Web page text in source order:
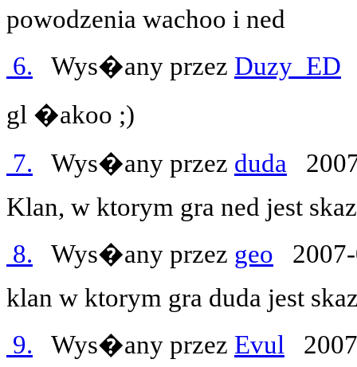
powodzenia wachoo i ned
6. Wys�any przez Duzy_ED
gl �akoo ;)
7. Wys�any przez duda
Klan, w ktorym gra ned jest
8. Wys�any przez geo
klan w ktorym gra duda jest
9. Wys�any przez Evul